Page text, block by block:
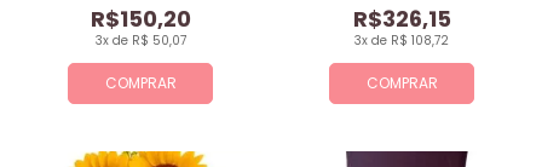
COMPRAR
3x de R$ 50,07
R$150,20
COMPRAR
3x de R$ 108,72
R$326,15